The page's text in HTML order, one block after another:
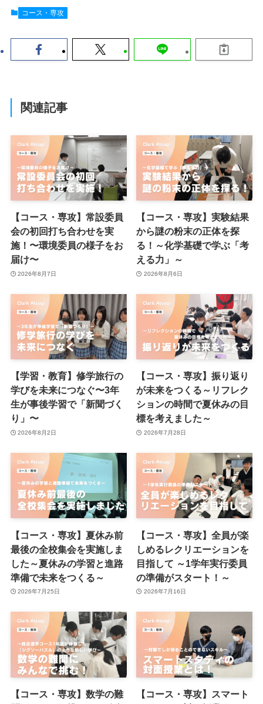
コース・専攻
関連記事
【コース・専攻】常設委員
会の初回打ち合わせを実
施！〜環境委員の様子をお
届け〜
2026年8月7日
【コース・専攻】実験結果
から謎の粉末の正体を探
る！～化学基礎で学ぶ「考
える力」～
2026年8月6日
【学習・教育】修学旅行の
学びを未来につなぐ〜3年
生が事後学習で「新聞づく
り」〜
2026年8月2日
【コース・専攻】振り返り
が未来をつくる～リフレク
ションの時間で夏休みの目
標を考えました～
2026年7月28日
【コース・専攻】夏休み前
最後の全校集会を実施しま
した～夏休みの学習と進路
準備で未来をつくる～
2026年7月25日
【コース・専攻】全員が楽
しめるレクリエーションを
目指して ～1学年実行委員
の準備がスタート！～
2026年7月16日
【コース・専攻】数学の難
【コース・専攻】スマート